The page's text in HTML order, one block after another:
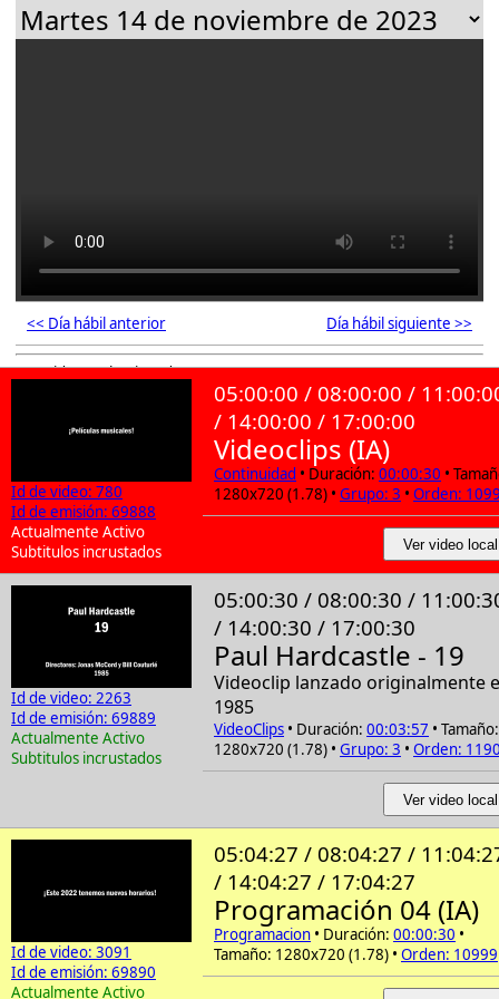
<< Día hábil anterior Día hábil siguiente >>
107 videos seleccionados
Id de video: 780
Id de emisión: 69888
Actualmente Activo
Subtitulos incrustados
05:00:00 / 08:00:00 /
/ 14:00:00 / 17:00:00
Videoclips (IA)
Continuidad • Duración: 00:00:30 •
1280x720 (1.78) • Grupo: 3 • Orden:
Ver video local
Id de video: 2263
Id de emisión: 69889
Actualmente Activo
Subtitulos incrustados
05:00:30 / 08:00:30 /
/ 14:00:30 / 17:00:30
Paul Hardcastle - 19
Videoclip lanzado originalmente
1985
VideoClips • Duración: 00:03:57 • Tamaño:
1280x720 (1.78) • Grupo: 3 • Orden:
Ver video local
Id de video: 3091
Id de emisión: 69890
Actualmente Activo
05:04:27 / 08:04:27 /
/ 14:04:27 / 17:04:27
Programación 04 (IA)
Programacion • Duración: 00:00:30 •
Tamaño: 1280x720 (1.78) • Orden: 10999